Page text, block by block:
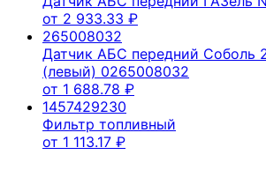
от 2 933.33 ₽
265008032
Датчик АБС передний Соболь
(левый) 0265008032
от 1 688.78 ₽
1457429230
Фильтр топливный
от 1 113.17 ₽